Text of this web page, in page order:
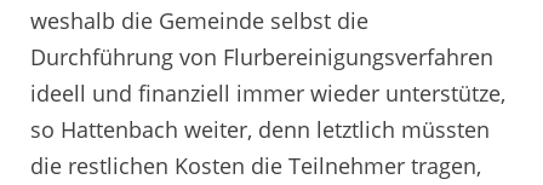
weshalb die Gemeinde selbst die
Durchführung von Flurbereinigungsverfahren
ideell und finanziell immer wieder unterstütze,
so Hattenbach weiter, denn letztlich müssten
die restlichen Kosten die Teilnehmer tragen,